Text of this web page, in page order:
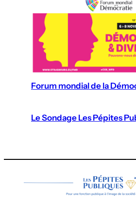
Forum mondial de la
Le Sondage Les Pépites